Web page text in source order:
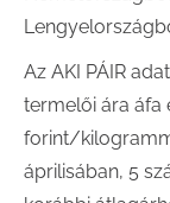
Az AKI PÁIR
termelői ára áfa
forint/
áprilisában, 5